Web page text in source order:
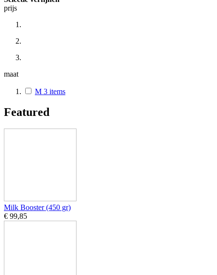
prijs
maat
M 3 items
Featured
Milk Booster (450 gr)
€ 99,85